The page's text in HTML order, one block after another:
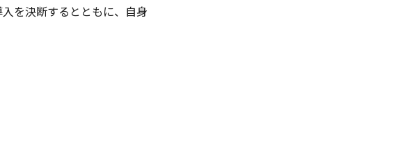
を決断するとともに、自身